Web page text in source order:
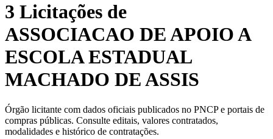
3 Licitações de
ASSOCIACAO DE APOIO A
ESCOLA ESTADUAL
MACHADO DE ASSIS
Órgão licitante com dados oficiais publicados no PNCP e portais de
compras públicas. Consulte editais, valores contratados,
modalidades e histórico de contratações.